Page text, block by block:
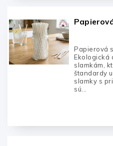
Papierová
Ekologická
slamkám,
štandardy
slamky s
sú...